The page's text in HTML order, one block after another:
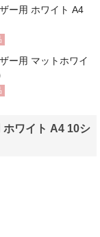
ー用 ホワイト A4
ー用 マットホワイ
ホワイト A4 10シ